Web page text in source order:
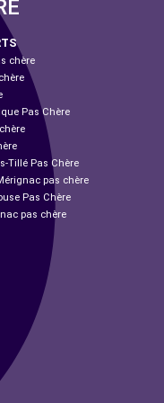
chère
Pas Chère
Tillé Pas Chère
pas chère
Pas Chère
pas chère